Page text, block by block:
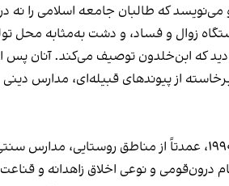
که طالبان جامعه اسلامی را نه
زوال و فساد، و دشت به‌مثابه محل
که ابن‌خلدون توصیف می‌کند. آنان پس
از پیوندهای قبیله‌ای، مدارس
براساس منابعی که ذکر شد، بنیان‌گذاران اصلی طالبان در
درون‌قومی و نوعی اخلاق زاهدانه و